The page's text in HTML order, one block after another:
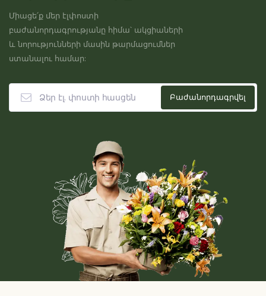
Միացե՛ք մեր էլփոստի
բաժանորդագրությանը հիմա՝ ակցիաների
և նորությունների մասին թարմացումներ
ստանալու համար: